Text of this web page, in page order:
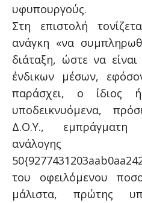
υφυπουργούς.
Στη επιστολή
ανάγκη «να
διάταξη, ώστε να
ένδικων μέσων,
παράσχει, ο ίδιος
υποδεικνυόμενα,
Δ.Ο.Υ., εμπράγματη
του οφειλόμενου
μάλιστα, πρώτης